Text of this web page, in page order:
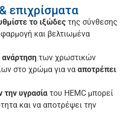
επιχρίσματα
το ιξώδες της σύνθεσης
και βελτιωμένα
ανάρτηση των χρωστικών
στο χρώμα για να αποτρέπει
την υγρασία του HEMC μπορεί
και να αποτρέψει την